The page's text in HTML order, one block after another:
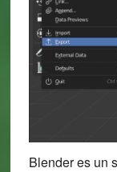
Blender es un